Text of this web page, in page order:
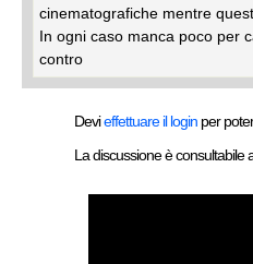
cinematografiche mentre
In ogni caso manca poco per
contro
Devieffettuare il login per
La discussione è consultabile